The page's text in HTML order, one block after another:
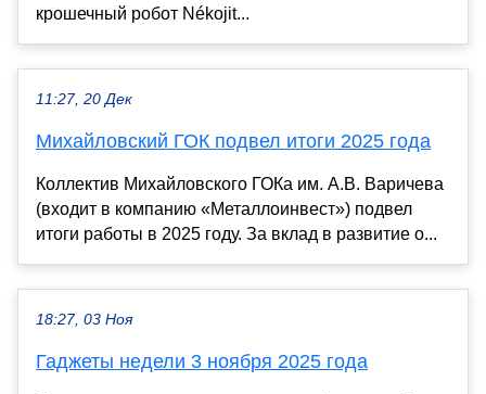
крошечный робот Nékojit...
11:27, 20 Дек
Михайловский ГОК подвел итоги 2025 года
Коллектив Михайловского ГОКа им. А.В. Варичева
(входит в компанию «Металлоинвест») подвел
итоги работы в 2025 году. За вклад в развитие о...
18:27, 03 Ноя
Гаджеты недели 3 ноября 2025 года